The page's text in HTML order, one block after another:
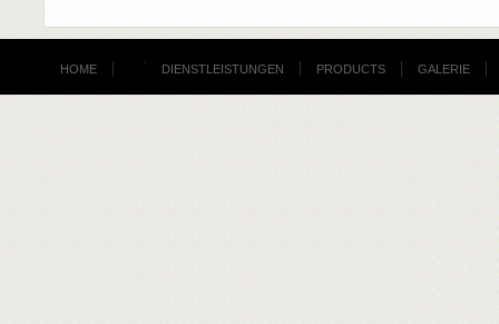
HOME DIENSTLEISTUNGEN PRODUCTS GALERIE